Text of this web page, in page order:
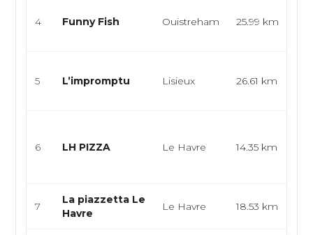
4 Funny Fish Ouistreham 25.99 km
5 L’impromptu Lisieux 26.61 km
6 LH PIZZA Le Havre 14.35 km
7
La piazzetta Le
Havre
Le Havre 18.53 km